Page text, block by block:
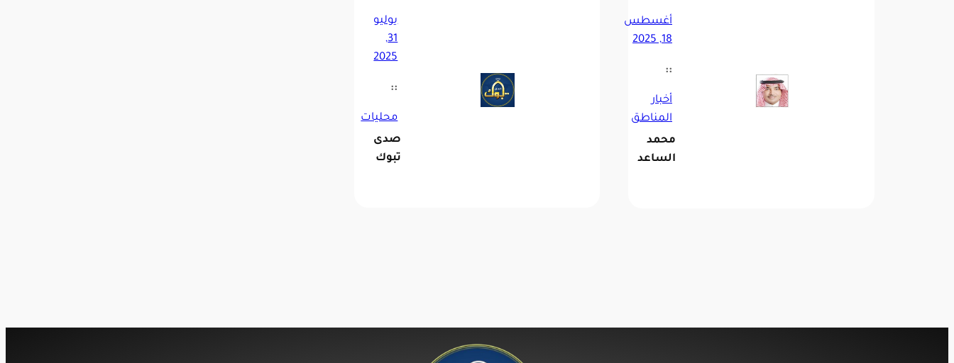
أغسطس
18, 2025
::
أخبار
المناطق
محمد
الساعد
يوليو
31,
2025
::
محليات
صدى
تبوك